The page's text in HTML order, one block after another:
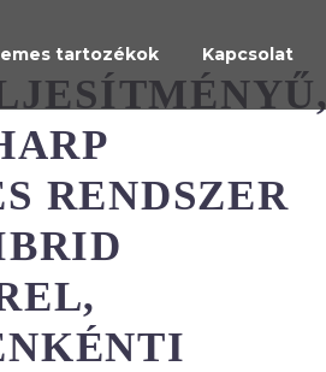
tartozékok Kapcsolat
RENDSZER